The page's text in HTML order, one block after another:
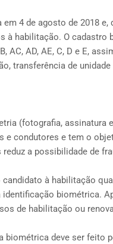
4 de agosto de 2018 e,
à habilitação. O cadastro
AC, AD, AE, C, D e E,
transferência de unidade
(fotografia, assinatura
e condutores e tem o
a possibilidade de
à habilitação
identificação biométrica.
de habilitação ou
deve ser feito